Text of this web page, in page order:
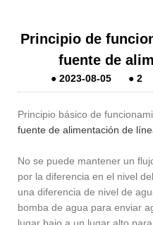
Principio de
fuente de
● 2023-08-05 ● 2
Principio básico de
fuente de alimentación de
No se puede mantener un
por la diferencia en el nivel
una diferencia de nivel de
bomba de agua para enviar